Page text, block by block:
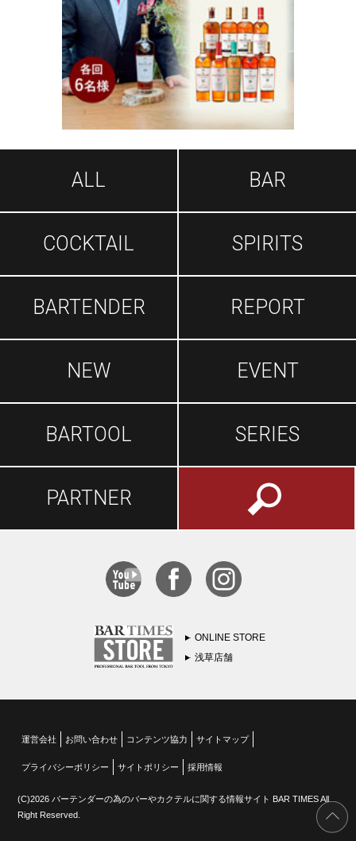
ALL BAR
COCKTAIL SPIRITS
BARTENDER REPORT
NEW EVENT
BARTOOL SERIES
PARTNER
ONLINE STORE
浅草店舗
運営会社 お問い合わせ コンテンツ協力 サイトマップ
プライバシーポリシー サイトポリシー 採用情報
(C)2026 バーテンダーの為のバーやカクテルに関する情報サイト BAR TIMES All
Right Reserved.